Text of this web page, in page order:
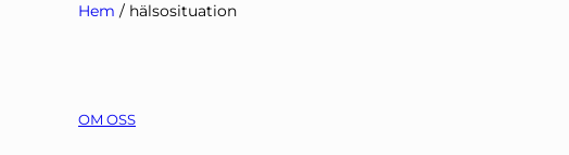
Hem / hälsosituation
OM OSS